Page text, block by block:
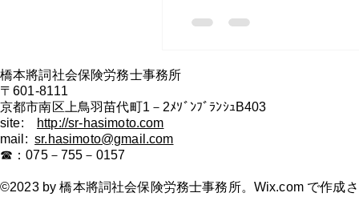
橋本將詞社会保険労務士事務所
〒601-8111
​京都市南区上鳥羽苗代町1－2ﾒｿﾞﾝﾌﾞﾗﾝｼｭB403
site:
http://sr-hasimoto.com
mail :sr.hasimoto@gmail.com
☎：075－755－0157
©2023 by 橋本將詞社会保険労務士事務所。Wix.com で作成さ